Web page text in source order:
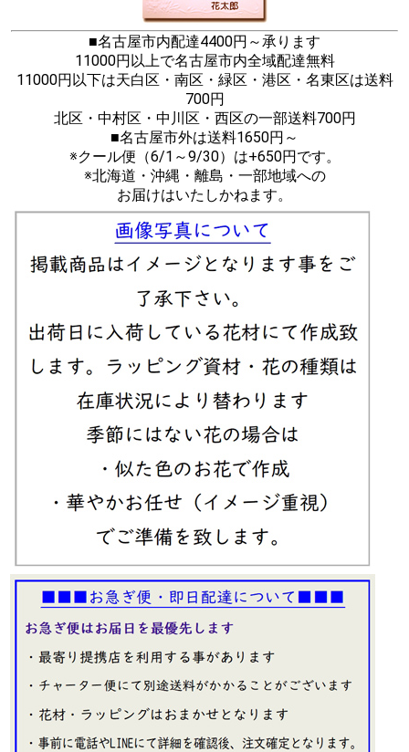
■名古屋市内配達4400円～承ります
11000円以上で名古屋市内全域配達無料
11000円以下は天白区・南区・緑区・港区・名東区は送料
700円
北区・中村区・中川区・西区の一部送料700円
■名古屋市外は送料1650円～
※クール便（6/1～9/30）は+650円です。
※北海道・沖縄・離島・一部地域への
お届けはいたしかねます。